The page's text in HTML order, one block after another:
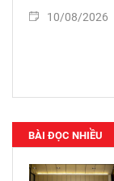
10/08/2026
BÀI ĐỌC NHIỀU